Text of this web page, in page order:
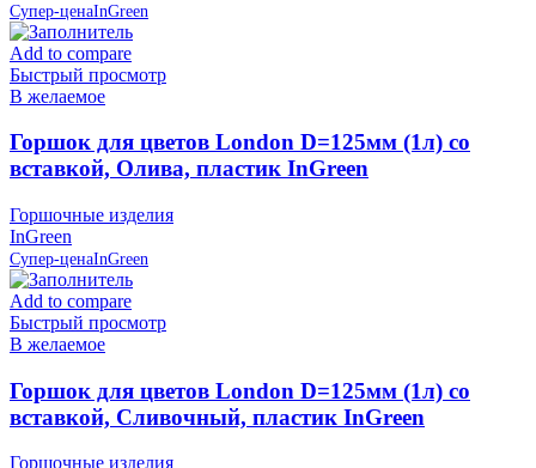
Супер-ценаInGreen
Add to compare
Быстрый просмотр
В желаемое
Горшок для цветов London D=125мм (1л) со
вставкой, Олива, пластик InGreen
Горшочные изделия
InGreen
Супер-ценаInGreen
Add to compare
Быстрый просмотр
В желаемое
Горшок для цветов London D=125мм (1л) со
вставкой, Сливочный, пластик InGreen
Горшочные изделия